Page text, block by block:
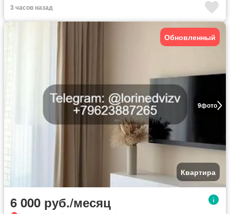
3 часов назад
9фото
Обновленный
Квартира
6 000 руб./месяц